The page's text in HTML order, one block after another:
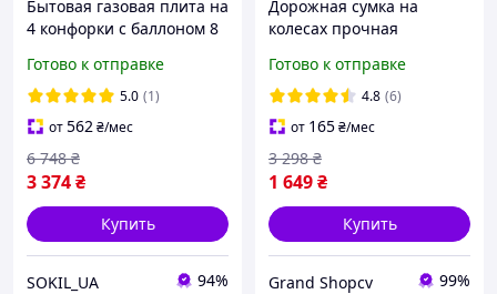
Бытовая газовая плита на
4 конфорки с баллоном 8
+ горелка Газовая плита
3в1 в кейсе
Готово к отправке
5.0 (1)
от562₴/мес
3 374₴
6 748 ₴
Купить
SOKIL_UA 94%
Дорожная сумка на
колесах прочная
и выдвижной ручкой с
расширением
спортивная колесная
Готово к отправке
4.8 (6)
от 165₴/мес
1 649₴
3 298 ₴
Купить
Grand Shopcv 99%